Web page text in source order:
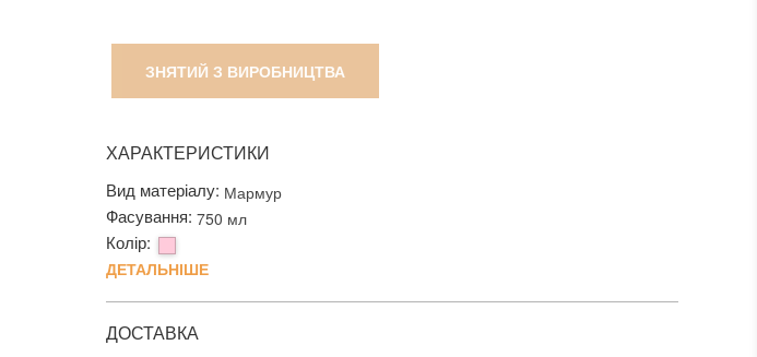
ЗНЯТИЙ З ВИРОБНИЦТВА
ХАРАКТЕРИСТИКИ
Вид матеріалу: Мармур
Фасування: 750 мл
Колір:
ДЕТАЛЬНІШЕ
ДОСТАВКА